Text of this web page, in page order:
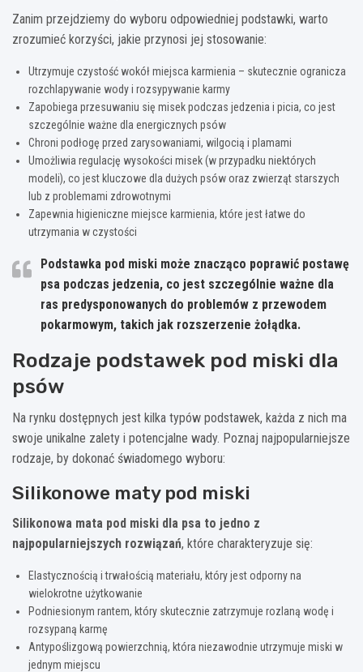
Zanim przejdziemy do wyboru odpowiedniej podstawki, warto
zrozumieć korzyści, jakie przynosi jej stosowanie:
Utrzymuje czystość wokół miejsca karmienia – skutecznie ogranicza
rozchlapywanie wody i rozsypywanie karmy
Zapobiega przesuwaniu się misek podczas jedzenia i picia, co jest
szczególnie ważne dla energicznych psów
Chroni podłogę przed zarysowaniami, wilgocią i plamami
Umożliwia regulację wysokości misek (w przypadku niektórych
modeli), co jest kluczowe dla dużych psów oraz zwierząt starszych
lub z problemami zdrowotnymi
Zapewnia higieniczne miejsce karmienia, które jest łatwe do
utrzymania w czystości
Podstawka pod miski może znacząco poprawić postawę
psa podczas jedzenia, co jest szczególnie ważne dla
ras predysponowanych do problemów z przewodem
pokarmowym, takich jak rozszerzenie żołądka.
Rodzaje podstawek pod miski dla
psów
Na rynku dostępnych jest kilka typów podstawek, każda z nich ma
swoje unikalne zalety i potencjalne wady. Poznaj najpopularniejsze
rodzaje, by dokonać świadomego wyboru:
Silikonowe maty pod miski
Silikonowa mata pod miski dla psa to jedno z
najpopularniejszych rozwiązań, które charakteryzuje się:
Elastycznością i trwałością materiału, który jest odporny na
wielokrotne użytkowanie
Podniesionym rantem, który skutecznie zatrzymuje rozlaną wodę i
rozsypaną karmę
Antypoślizgową powierzchnią, która niezawodnie utrzymuje miski w
jednym miejscu